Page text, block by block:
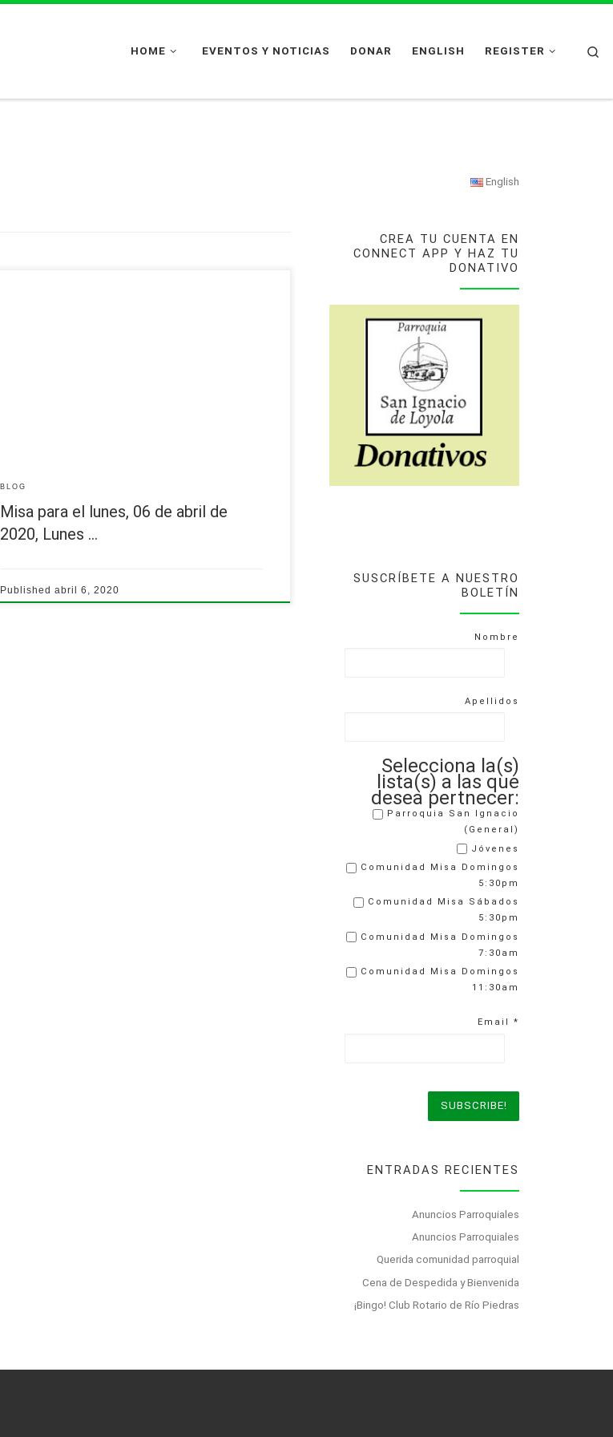
HOME EVENTOS Y NOTICIAS DONAR ENGLISH REGISTER
BLOG
Misa para el lunes, 06 de abril de
2020, Lunes …
Publishedabril 6, 2020
English
CREA TU CUENTA EN
CONNECT APP Y HAZ TU
DONATIVO
SUSCRÍBETE A NUESTRO
BOLETÍN
Nombre
Apellidos
Selecciona la(s)
lista(s) a las que
desea pertnecer:
Parroquia San Ignacio
(General)
Jóvenes
Comunidad Misa Domingos
5:30pm
Comunidad Misa Sábados
5:30pm
Comunidad Misa Domingos
7:30am
Comunidad Misa Domingos
11:30am
Email *
ENTRADAS RECIENTES
Anuncios Parroquiales
Anuncios Parroquiales
Querida comunidad parroquial
Cena de Despedida y Bienvenida
¡Bingo! Club Rotario de Río Piedras